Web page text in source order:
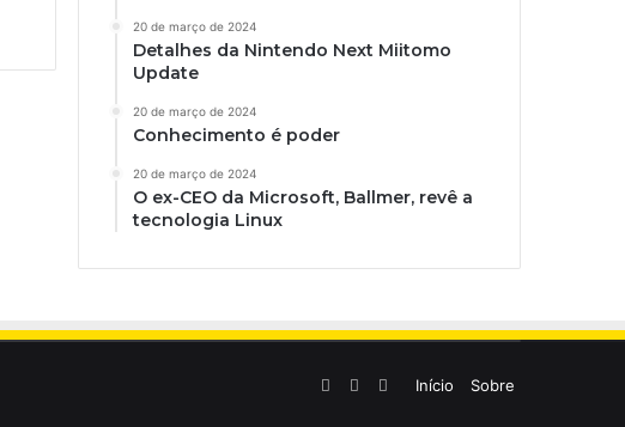
20 de março de 2024
Detalhes da Nintendo Next Miitomo
Update
20 de março de 2024
Conhecimento é poder
20 de março de 2024
O ex-CEO da Microsoft, Ballmer, revê a
tecnologia Linux
Início Sobre
LinkedinYouTubeInstagram